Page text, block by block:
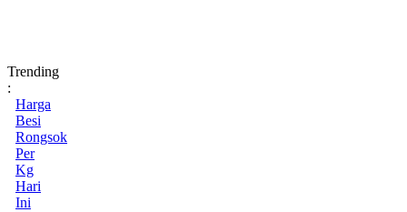
Trending
:
Harga
Besi
Rongsok
Per
Kg
Hari
Ini